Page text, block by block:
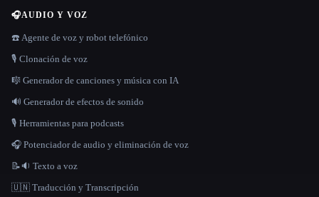
🎧AUDIO Y VOZ
☎️ Agente de voz y robot telefónico
🎙️ Clonación de voz
🎼 Generador de canciones y música con IA
🔊 Generador de efectos de sonido
🎙️ Herramientas para podcasts
🎧 Potenciador de audio y eliminación de voz
📝🔉 Texto a voz
🇺🇳 Traducción y Transcripción